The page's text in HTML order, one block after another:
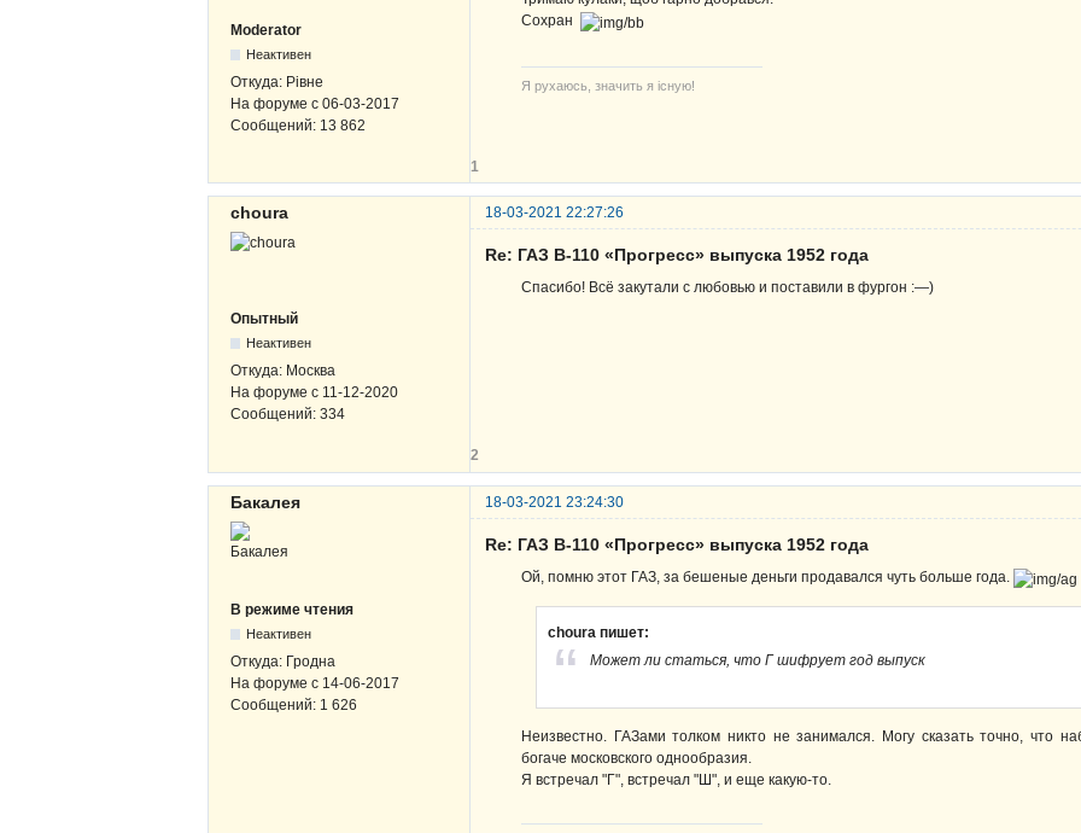
Moderator
Неактивен
Откуда: Рівне
На форуме с 06-03-2017
Сообщений: 13 862
Сохран
Я рухаюсь, значить я існую!
1
choura 18-03-2021 22:27:26
Опытный
Неактивен
Откуда: Москва
На форуме с 11-12-2020
Сообщений: 334
Re: ГАЗ В-110 «Прогресс» выпуска 1952 года
Спасибо! Всё закутали с любовью и поставили в фургон :—)
2
Бакалея 18-03-2021 23:24:30
В режиме чтения
Неактивен
Откуда: Гродна
На форуме с 14-06-2017
Сообщений: 1 626
Re: ГАЗ В-110 «Прогресс» выпуска 1952 года
Ой, помню этот ГАЗ, за бешеные деньги продавался чуть больше года.
choura пишет:
Может ли статься, что Г шифрует год выпуск
Неизвестно. ГАЗами толком никто не занимался. Могу сказать точно, что
богаче московского однообразия.
Я встречал "Г", встречал "Ш", и еще какую-то.